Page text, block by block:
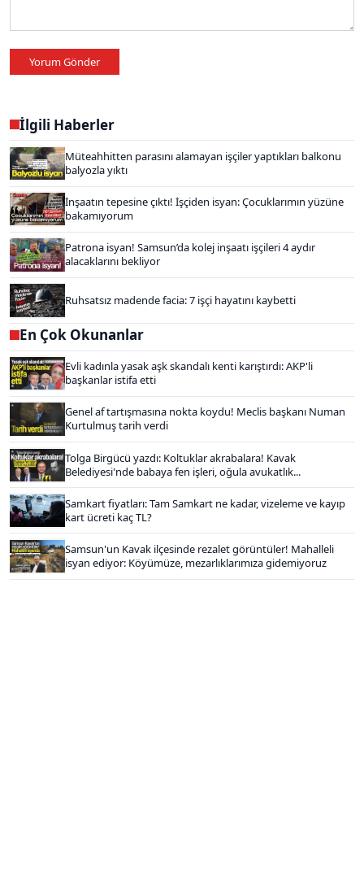
Yorum Gönder
İlgili Haberler
Müteahhitten parasını alamayan işçiler yaptıkları balkonu
balyozla yıktı
İnşaatın tepesine çıktı! İşçiden isyan: Çocuklarımın yüzüne
bakamıyorum
Patrona isyan! Samsun’da kolej inşaatı işçileri 4 aydır
alacaklarını bekliyor
Ruhsatsız madende facia: 7 işçi hayatını kaybetti
En Çok Okunanlar
Evli kadınla yasak aşk skandalı kenti karıştırdı: AKP'li
başkanlar istifa etti
Genel af tartışmasına nokta koydu! Meclis başkanı Numan
Kurtulmuş tarih verdi
Tolga Birgücü yazdı: Koltuklar akrabalara! Kavak
Belediyesi'nde babaya fen işleri, oğula avukatlık...
Samkart fiyatları: Tam Samkart ne kadar, vizeleme ve kayıp
kart ücreti kaç TL?
Samsun'un Kavak ilçesinde rezalet görüntüler! Mahalleli
isyan ediyor: Köyümüze, mezarlıklarımıza gidemiyoruz